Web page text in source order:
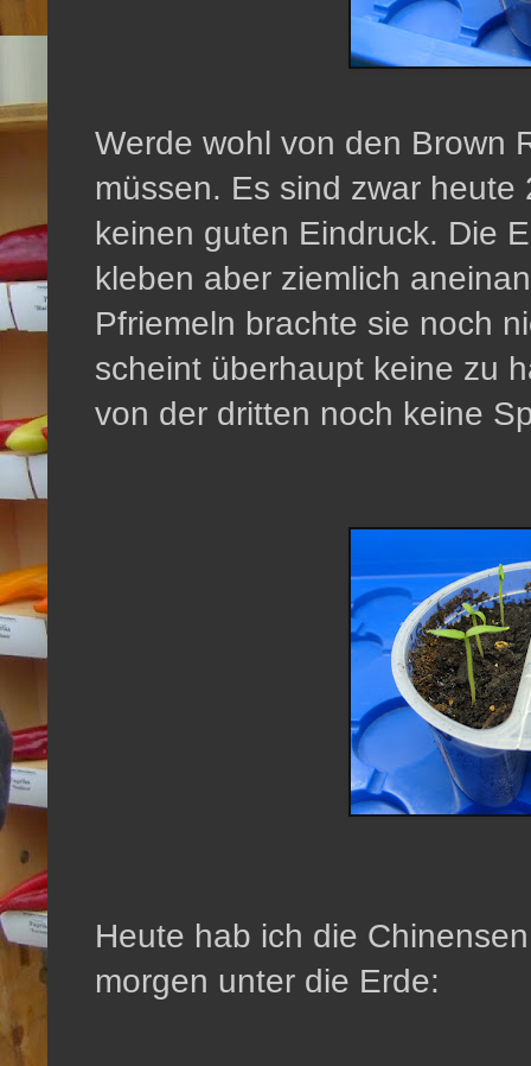
Werde wohl von den Brown
müssen. Es sind zwar
keinen guten Eindruck. Die
kleben aber ziemlich
Pfriemeln brachte sie noch
scheint überhaupt keine zu
von der dritten noch keine
Heute hab ich die
morgen unter die Erde: